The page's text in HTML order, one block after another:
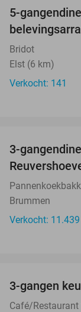
5-
Bridot
Elst (6 km)
Verkocht: 141
3-
Brummen
Verkocht: 11.439
3-gangen
Café/Restaurant